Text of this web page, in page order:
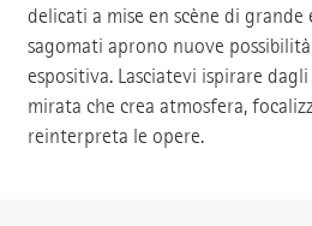
delicati a mise en scène di
sagomati aprono nuove
espositiva. Lasciatevi ispirare
mirata che crea atmosfera,
reinterpreta le opere.